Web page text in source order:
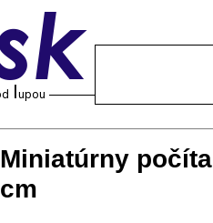
Miniatúrny
cm